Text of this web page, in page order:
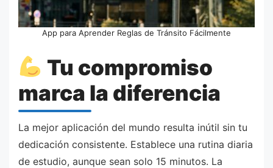
App para Aprender Reglas de Tránsito Fácilmente
Tu compromiso
marca la diferencia
La mejor aplicación del mundo resulta inútil sin tu
dedicación consistente. Establece una rutina diaria
de estudio, aunque sean solo 15 minutos. La